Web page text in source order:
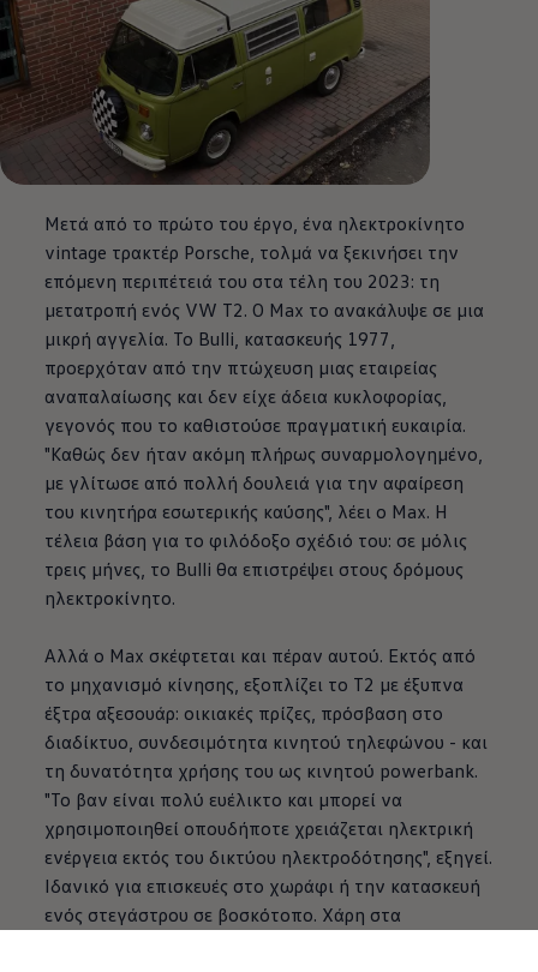
Μετά από το πρώτο του έργο, ένα ηλεκτροκίνητο
vintage τρακτέρ Porsche, τολμά να ξεκινήσει την
επόμενη περιπέτειά του στα τέλη του 2023: τη
μετατροπή ενός VW T2. Ο Max το ανακάλυψε σε μια
μικρή αγγελία. Το Bulli, κατασκευής 1977,
προερχόταν από την πτώχευση μιας εταιρείας
αναπαλαίωσης και δεν είχε άδεια κυκλοφορίας
γεγονός που το καθιστούσε πραγματική ευκαιρία.
"Καθώς δεν ήταν ακόμη πλήρως συναρμολογημένο,
με γλίτωσε από πολλή δουλειά για την αφαίρεση
του κινητήρα εσωτερικής καύσης", λέει ο Max. Η
τέλεια βάση για το φιλόδοξο σχέδιό του: σε μόλις
τρεις μήνες, το Bulli θα επιστρέψει στους δρόμους
ηλεκτροκίνητο.
Αλλά ο Max σκέφτεται και πέραν αυτού. Εκτός από
το μηχανισμό κίνησης, εξοπλίζει το T2 με έξυπνα
έξτρα αξεσουάρ: οικιακές πρίζες, πρόσβαση στο
διαδίκτυο, συνδεσιμότητα κινητού τηλεφώνου - και
τη δυνατότητα χρήσης του ως κινητού powerbank.
"Το βαν είναι πολύ ευέλικτο και μπορεί να
χρησιμοποιηθεί οπουδήποτε χρειάζεται ηλεκτρική
ενέργεια εκτός του δικτύου ηλεκτροδότησης", εξηγεί.
Ιδανικό για επισκευές στο χωράφι ή την κατασκευή
ενός στεγάστρου σε βοσκότοπο. Χάρη στα